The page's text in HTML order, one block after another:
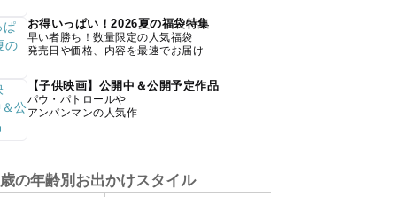
お得いっぱい！2026夏の福袋特集
早い者勝ち！数量限定の人気福袋
発売日や価格、内容を最速でお届け
【子供映画】公開中＆公開予定作品
パウ・パトロールや
アンパンマンの人気作
の年齢別お出かけスタイル